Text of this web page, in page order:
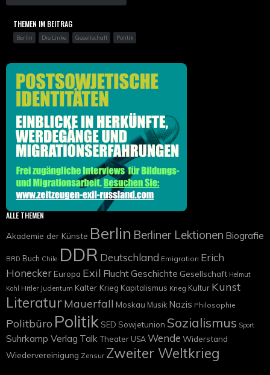
THEMEN IM BEITRAG
Berlin Die Linke Gesellschaft Politik
ALLE THEMEN
Akademie der Künste Berlin Berliner Lektionen Biografie
BRD Buch Chile DDR Deutschland Emigration Erich
Honecker Europa Exil FluchtGeschichte Gesellschaft Helmut
Kohl Hitler Judentum Kalter Krieg Kapitalismus Krieg Kultur Kunst
Literatur Mauerfall Moskau Musik Nazis Philosophie
Politbüro Politik SED Sowjetunion Sozialismus Sport
Suhrkamp Verlag Talk Theater USA Wende Widerstand
Wiedervereinigung Zensur Zweiter Weltkrieg